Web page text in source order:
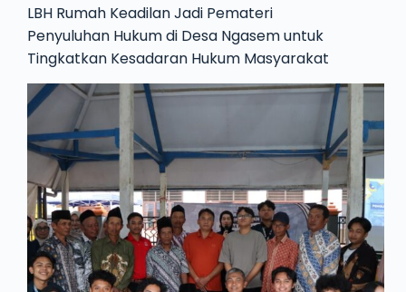
LBH Rumah Keadilan Jadi Pemateri
Penyuluhan Hukum di Desa Ngasem untuk
Tingkatkan Kesadaran Hukum Masyarakat